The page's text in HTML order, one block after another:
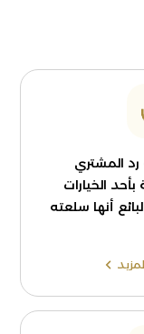
المشتري
بأحد الخيارات
أنها سلعته